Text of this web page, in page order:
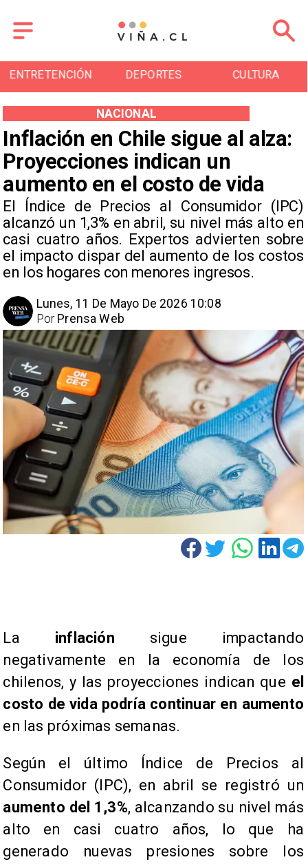
ENTRETENCIÓN DEPORTES CULTURA
Inflación en Chile sigue al alza:
Proyecciones indican un
aumento en el costo de vida
El Índice de Precios al Consumidor (IPC)
alcanzó un 1,3% en abril, su nivel más alto en
casi cuatro años. Expertos advierten sobre
el impacto dispar del aumento de los costos
en los hogares con menores ingresos.
NACIONAL
Lunes, 11 De Mayo De 2026 10:08
Prensa Web
Por
La inflación sigue impactando
negativamente en la economía de los
chilenos, y las proyecciones indican que el
costo de vida podría continuar en aumento
en las próximas semanas.
Según el último Índice de Precios al
Consumidor (IPC), en abril se registró un
aumento del 1,3%, alcanzando su nivel más
alto en casi cuatro años, lo que ha
generado nuevas presiones sobre los